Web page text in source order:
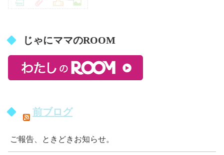
じゃにママのROOM
前ブログ
ご報告、ときどきお知らせ。